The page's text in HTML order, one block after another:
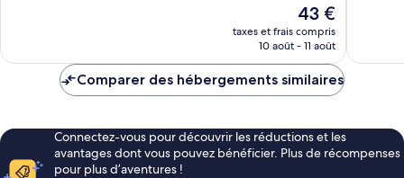
Le
nouveau
prix
de
43 €
taxes et frais compris
10 août - 11 août
Comparer des hébergements similaires
Connectez-vous pour découvrir les réductions et les
avantages dont vous pouvez bénéficier. Plus de récompenses
pour plus d’aventures !